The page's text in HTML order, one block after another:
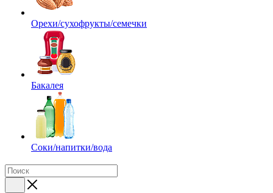
Орехи/сухофрукты/семечки
Бакалея
Соки/напитки/вода